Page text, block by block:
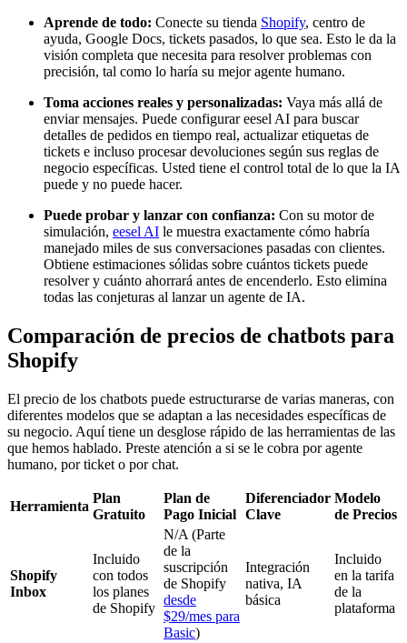
Aprende de todo: Conecte su tienda Shopify, centro de
ayuda, Google Docs, tickets pasados, lo que sea. Esto le da la
visión completa que necesita para resolver problemas con
precisión, tal como lo haría su mejor agente humano.
Toma acciones reales y personalizadas: Vaya más allá de
enviar mensajes. Puede configurar eesel AI para buscar
detalles de pedidos en tiempo real, actualizar etiquetas de
tickets e incluso procesar devoluciones según sus reglas de
negocio específicas. Usted tiene el control total de lo que la IA
puede y no puede hacer.
Puede probar y lanzar con confianza: Con su motor de
simulación, eesel AI le muestra exactamente cómo habría
manejado miles de sus conversaciones pasadas con clientes.
Obtiene estimaciones sólidas sobre cuántos tickets puede
resolver y cuánto ahorrará antes de encenderlo. Esto elimina
todas las conjeturas al lanzar un agente de IA.
Comparación de precios de chatbots para
Shopify
El precio de los chatbots puede estructurarse de varias maneras, con
diferentes modelos que se adaptan a las necesidades específicas de
su negocio. Aquí tiene un desglose rápido de las herramientas de las
que hemos hablado. Preste atención a si se le cobra por agente
humano, por ticket o por chat.
Herramienta
Plan
Gratuito
Plan de
Pago Inicial
Diferenciador
Clave
Modelo
de Precios
Shopify
Inbox
Incluido
con todos
los planes
de Shopify
N/A (Parte
de la
suscripción
de Shopify
desde
$29/mes para
Basic)
Integración
nativa, IA
básica
Incluido
en la tarifa
de la
plataforma